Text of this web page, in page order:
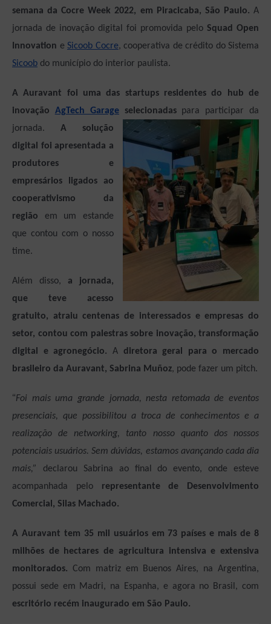
semana da Cocre Week 2022, em Piracicaba, São Paulo. A
jornada de inovação digital foi promovida pelo Squad Open
Innovation e Sicoob Cocre, cooperativa de crédito do Sistema
Sicoob do município do interior paulista.
A Auravant foi uma das startups residentes do hub de
inovação AgTech Garageselecionadaspara participar da
jornada.
A solução
digital foi apresentada a
produtores e
empresários ligados ao
cooperativismo da
região em um estande
que contou com o nosso
time.
Além disso, a jornada,
que teve acesso
gratuito, atraiu centenas de interessados e empresas do
setor, contou com palestras sobre inovação, transformação
digital e agronegócio. A diretora geral para o mercado
brasileiro da Auravant, Sabrina Muñoz, pode fazer um pitch.
“Foi mais uma grande jornada, nesta retomada de eventos
presenciais, que possibilitou a troca de conhecimentos e a
realização de networking, tanto nosso quanto dos nossos
potenciais usuários. Sem dúvidas, estamos avançando cada dia
mais,”
declarou Sabrina ao final do evento, onde esteve
acompanhada pelo representante de Desenvolvimento
Comercial, Silas Machado.
A Auravant tem 35 mil usuários em 73 países e mais de 8
milhões de hectares de agricultura intensiva e extensiva
monitorados. Com matriz em Buenos Aires, na Argentina,
possui sede em Madri, na Espanha, e agora no Brasil, com
escritório recém inaugurado em São Paulo.